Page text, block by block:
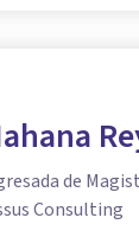
de
Consulting